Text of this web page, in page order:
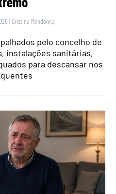
| Cristina Mendonça
pelo concelho de
instalações sanitárias,
para descansar nos